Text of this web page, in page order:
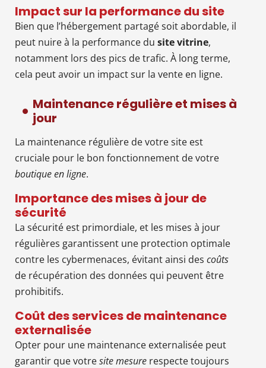
Impact sur la performance du site
Bien que l’hébergement partagé soit abordable, il
peut nuire à la performance du site vitrine,
notamment lors des pics de trafic. À long terme,
cela peut avoir un impact sur la vente en ligne.
Maintenance régulière et mises à
jour
La maintenance régulière de votre site est
cruciale pour le bon fonctionnement de votre
boutique en ligne.
Importance des mises à jour de
sécurité
La sécurité est primordiale, et les mises à jour
régulières garantissent une protection optimale
contre les cybermenaces, évitant ainsi des coûts
de récupération des données qui peuvent être
prohibitifs.
Coût des services de maintenance
externalisée
Opter pour une maintenance externalisée peut
garantir que votresite mesure respecte toujours